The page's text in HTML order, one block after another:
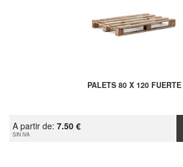
PALETS 80 X 120 FUERTE
A partir de: 7.50 €
SIN IVA